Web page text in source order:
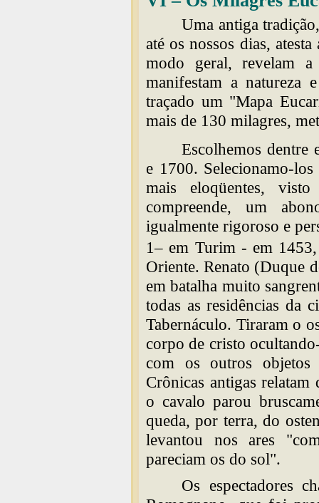
Uma antiga
até os nossos dias,
modo geral, revelam
manifestam a natureza
traçado um "Mapa
mais de 130 milagres,
Escolhemos dentre
e 1700. Selecionamo-
mais eloqüentes,
compreende, um
igualmente rigoroso e
1– em Turim - em
Oriente. Renato (Duque
em batalha muito
todas as residências da
Tabernáculo. Tiraram o
corpo de cristo
com os outros objetos
Crônicas antigas
o cavalo parou
queda, por terra, do
levantou nos ares
pareciam os do sol".
Os espectadores